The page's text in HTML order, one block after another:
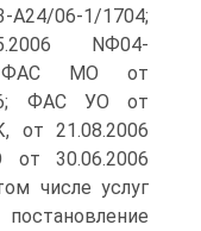
А24/06-1/1704;
NФ04-
ФАС МО от
06; ФАС УО от
от 21.08.2006
30.06.2006
числе услуг